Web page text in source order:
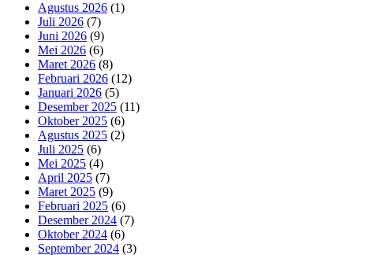
Agustus 2026 (1)
Juli 2026 (7)
Juni 2026 (9)
Mei 2026 (6)
Maret 2026 (8)
Februari 2026 (12)
Januari 2026 (5)
Desember 2025 (11)
Oktober 2025 (6)
Agustus 2025 (2)
Juli 2025 (6)
Mei 2025 (4)
April 2025 (7)
Maret 2025 (9)
Februari 2025 (6)
Desember 2024 (7)
Oktober 2024 (6)
September 2024 (3)